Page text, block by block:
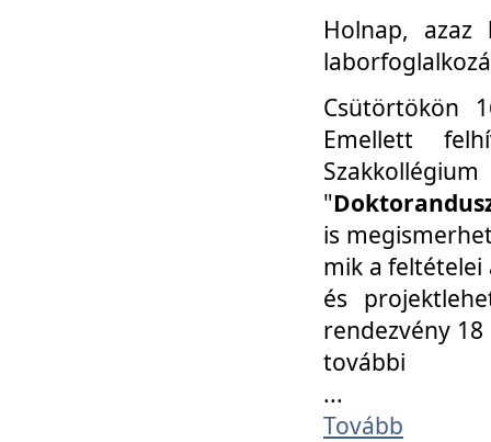
Holnap, azaz
Csütörtökön
Emellett
"
is
mik a feltételei
és
rendezvény
további
...
Tovább